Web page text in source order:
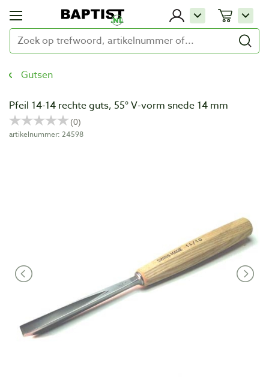
Gutsen
Pfeil 14-14 rechte guts, 55° V-vorm snede 14 mm
artikelnummer: 24598